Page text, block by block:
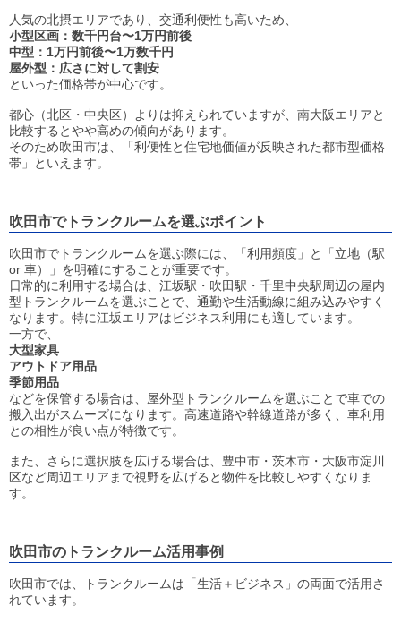
人気の北摂エリアであり、交通利便性も高いため、
小型区画：数千円台〜1万円前後
中型：1万円前後〜1万数千円
屋外型：広さに対して割安
といった価格帯が中心です。
都心（北区・中央区）よりは抑えられていますが、南大阪エリアと
比較するとやや高めの傾向があります。
そのため吹田市は、「利便性と住宅地価値が反映された都市型価格
帯」といえます。
吹田市でトランクルームを選ぶポイント
吹田市でトランクルームを選ぶ際には、「利用頻度」と「立地（駅
or 車）」を明確にすることが重要です。
日常的に利用する場合は、江坂駅・吹田駅・千里中央駅周辺の屋内
型トランクルームを選ぶことで、通勤や生活動線に組み込みやすく
なります。特に江坂エリアはビジネス利用にも適しています。
一方で、
大型家具
アウトドア用品
季節用品
などを保管する場合は、屋外型トランクルームを選ぶことで車での
搬入出がスムーズになります。高速道路や幹線道路が多く、車利用
との相性が良い点が特徴です。
また、さらに選択肢を広げる場合は、豊中市・茨木市・大阪市淀川
区など周辺エリアまで視野を広げると物件を比較しやすくなりま
す。
吹田市のトランクルーム活用事例
吹田市では、トランクルームは「生活＋ビジネス」の両面で活用さ
れています。